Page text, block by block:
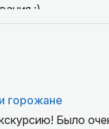
:)
горожане
Было